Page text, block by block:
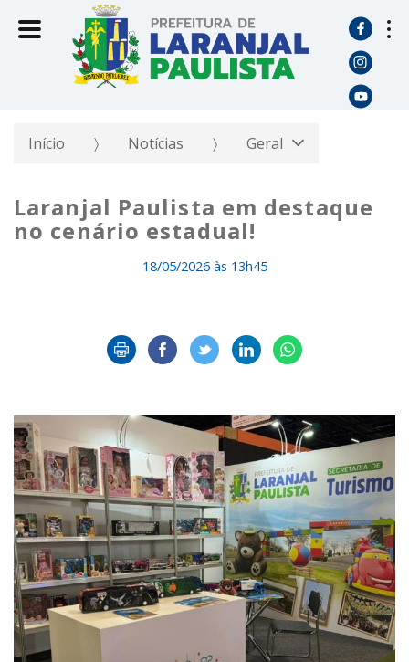
Início Notícias Geral
Laranjal Paulista em destaque
no cenário estadual!
18/05/2026 às 13h45